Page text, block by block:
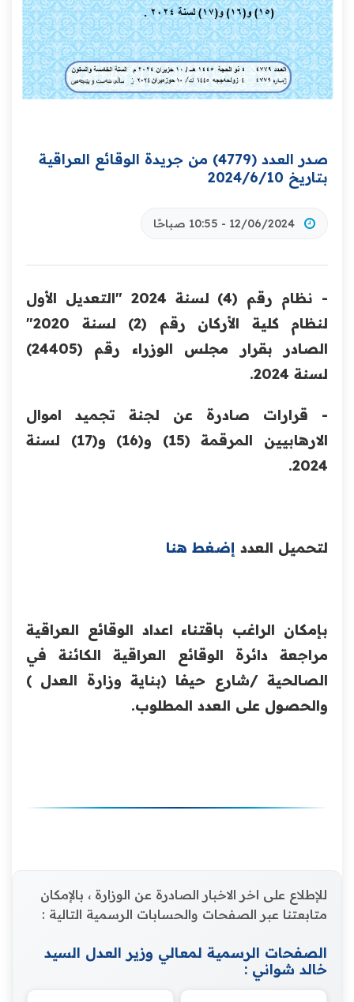
صدر العدد (4779) من جريدة الوقائع العراقية
بتاريخ 2024/6/10
12/06/2024 - 10:55 صباحًا
- نظام رقم (4) لسنة 2024 "التعديل الأول
لنظام كلية الأركان رقم (2) لسنة 2020"
الصادر بقرار مجلس الوزراء رقم (24405)
لسنة 2024.
- قرارات صادرة عن لجنة تجميد اموال
الارهابيين المرقمة (15) و(16) و(17) لسنة
2024.
لتحميل العدد إضغط هنا
بإمكان الراغب باقتناء اعداد الوقائع العراقية
مراجعة دائرة الوقائع العراقية الكائنة في
الصالحية /شارع حيفا (بناية وزارة العدل )
والحصول على العدد المطلوب.
للإطلاع على اخر الاخبار الصادرة عن الوزارة ، بالإمكان
متابعتنا عبر الصفحات والحسابات الرسمية التالية :
الصفحات الرسمية لمعالي وزير العدل السيد
خالد شواني :